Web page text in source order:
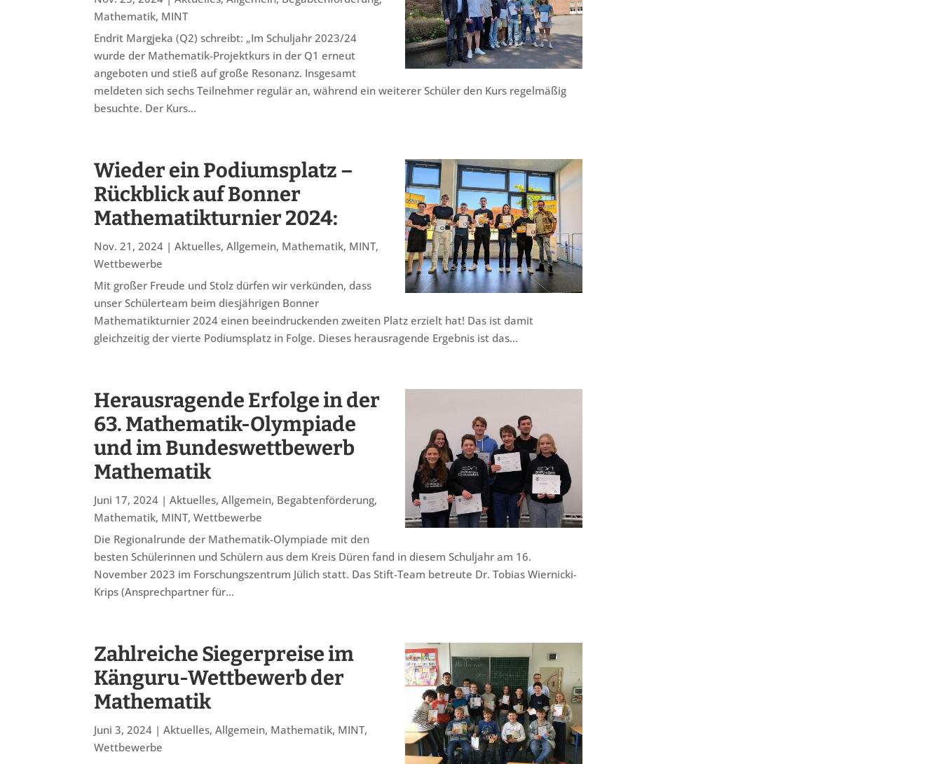
Mathematik, MINT
Endrit Margjeka (Q2) schreibt: „Im Schuljahr 2023/24
wurde der Mathematik-Projektkurs in der Q1 erneut
angeboten und stieß auf große Resonanz. Insgesamt
meldeten sich sechs Teilnehmer regulär an, während ein weiterer Schüler den Kurs regelmäßig
besuchte. Der Kurs...
Wieder ein Podiumsplatz –
Rückblick auf Bonner
Mathematikturnier 2024:
Nov. 21, 2024 |Aktuelles,Allgemein, Mathematik, MINT,
Wettbewerbe
Mit großer Freude und Stolz dürfen wir verkünden, dass
unser Schülerteam beim diesjährigen Bonner
Mathematikturnier 2024 einen beeindruckenden zweiten Platz erzielt hat! Das ist damit
gleichzeitig der vierte Podiumsplatz in Folge. Dieses herausragende Ergebnis ist das...
Herausragende Erfolge in der
63. Mathematik-Olympiade
und im Bundeswettbewerb
Mathematik
Juni 17, 2024 |Aktuelles,Allgemein, Begabtenförderung,
Mathematik, MINT,Wettbewerbe
Die Regionalrunde der Mathematik-Olympiade mit den
besten Schülerinnen und Schülern aus dem Kreis Düren fand in diesem Schuljahr am 16.
November 2023 im Forschungszentrum Jülich statt. Das Stift-Team betreute Dr. Tobias Wiernicki-
Krips (Ansprechpartner für...
Zahlreiche Siegerpreise im
Känguru-Wettbewerb der
Mathematik
Juni 3, 2024 |Aktuelles,Allgemein, Mathematik, MINT,
Wettbewerbe